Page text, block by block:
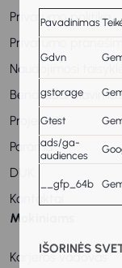
Pavadinimas
Gdvn
gstorage
Gtest
ads/ga-
audiences
__gfp_64b
IŠORINĖS
Privatumo politika
Privatumo
Naudojimosi
Bendradarbiavimas
Projektai
Parama
DUK
Kontaktai
Mokiniams
Karjeros vadovas